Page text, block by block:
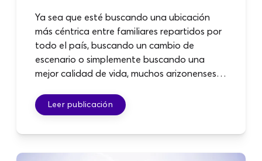
Ya sea que esté buscando una ubicación
más céntrica entre familiares repartidos por
todo el país, buscando un cambio de
escenario o simplemente buscando una
mejor calidad de vida, muchos arizonenses
Leer publicación